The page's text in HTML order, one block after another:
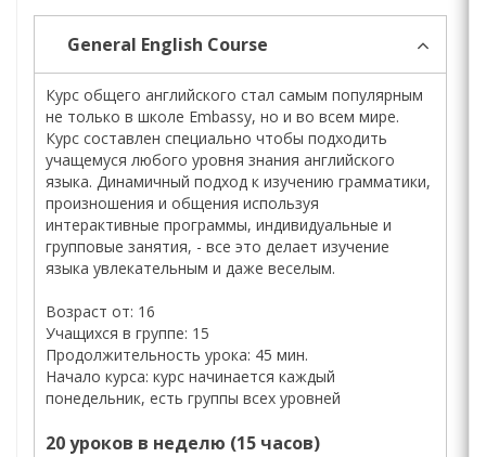
General English Course
Курс общего английского стал самым популярным
не только в школе Embassy, но и во всем мире.
Курс составлен специально чтобы подходить
учащемуся любого уровня знания английского
языка. Динамичный подход к изучению грамматики,
произношения и общения используя
интерактивные программы, индивидуальные и
групповые занятия, - все это делает изучение
языка увлекательным и даже веселым.
Возраст от: 16
Учащихся в группе: 15
Продолжительность урока: 45 мин.
Начало курса: курс начинается каждый
понедельник, есть группы всех уровней
20 уроков в неделю (15 часов)